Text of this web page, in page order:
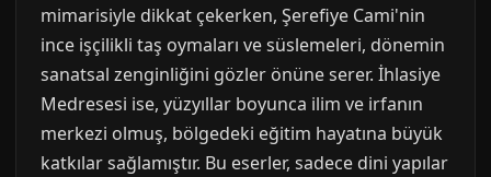
mimarisiyle dikkat çekerken, Şerefiye Cami'nin
ince işçilikli taş oymaları ve süslemeleri, dönemin
sanatsal zenginliğini gözler önüne serer. İhlasiye
Medresesi ise, yüzyıllar boyunca ilim ve irfanın
merkezi olmuş, bölgedeki eğitim hayatına büyük
katkılar sağlamıştır. Bu eserler, sadece dini yapılar